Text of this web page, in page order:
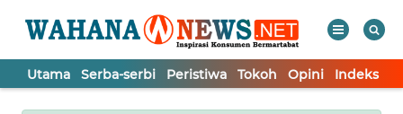
Utama Serba-serbi Peristiwa Tokoh Opini Indeks